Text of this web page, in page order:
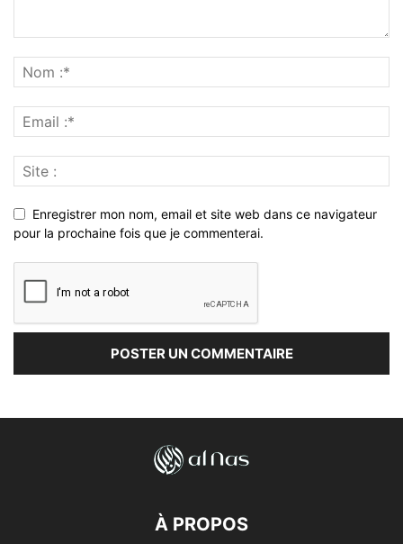
Enregistrer mon nom, email et site web dans ce navigateur
pour la prochaine fois que je commenterai.
À PROPOS